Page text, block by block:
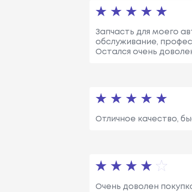
Запчасть для моего
обслуживание,
Остался очень
Отличное качество,
Очень доволен